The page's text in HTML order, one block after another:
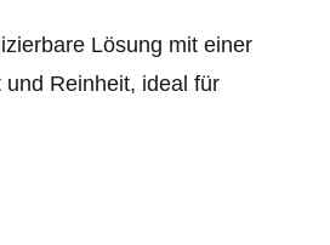
Lösung mit einer
Reinheit, ideal für